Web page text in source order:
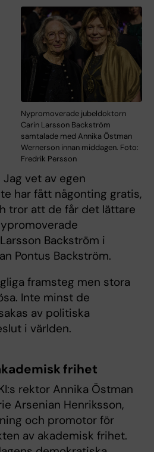
Nypromoverade jubeldoktorn
Carin Larsson Backström
samtalade med Annika Östman
Wernerson innan middagen. Foto:
Fredrik Persson
vet av egen
har fått någonting gratis,
tror att de får det lättare
Backström i
Pontus Backström.
framsteg men stora
Inte minst de
av politiska
i världen.
frihet
rektor Annika Östman
Arsenian Henriksson,
och promotor för
av akademisk frihet.